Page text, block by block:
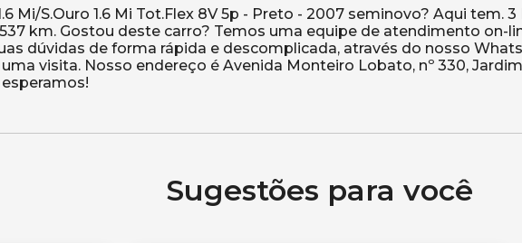
Mi/S.Ouro 1.6 Mi Tot.Flex 8V 5p - Preto - 2007 seminovo? Aqui tem. 3
km. Gostou deste carro? Temos uma equipe de atendimento on-
dúvidas de forma rápida e descomplicada, através do nosso
visita. Nosso endereço é Avenida Monteiro Lobato, nº 330, Jardim
Sugestões para você